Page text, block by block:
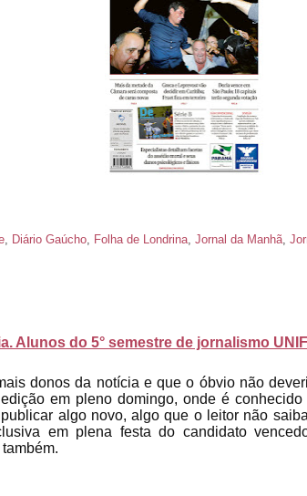
Diário Gaúcho Folha de Londrina Jornal da Manhã
Alunos do 5° semestre de jornalismo
donos da notícia e que o óbvio não
em pleno domingo, onde é
algo novo, algo que o leitor não
em plena festa do candidato